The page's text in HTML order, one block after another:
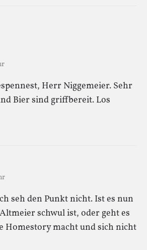
Herr Niggemeier. Sehr
Bier sind griffbereit. Los
seh den Punkt nicht. Ist es nun
schwul ist, oder geht es
Homestory macht und sich nicht